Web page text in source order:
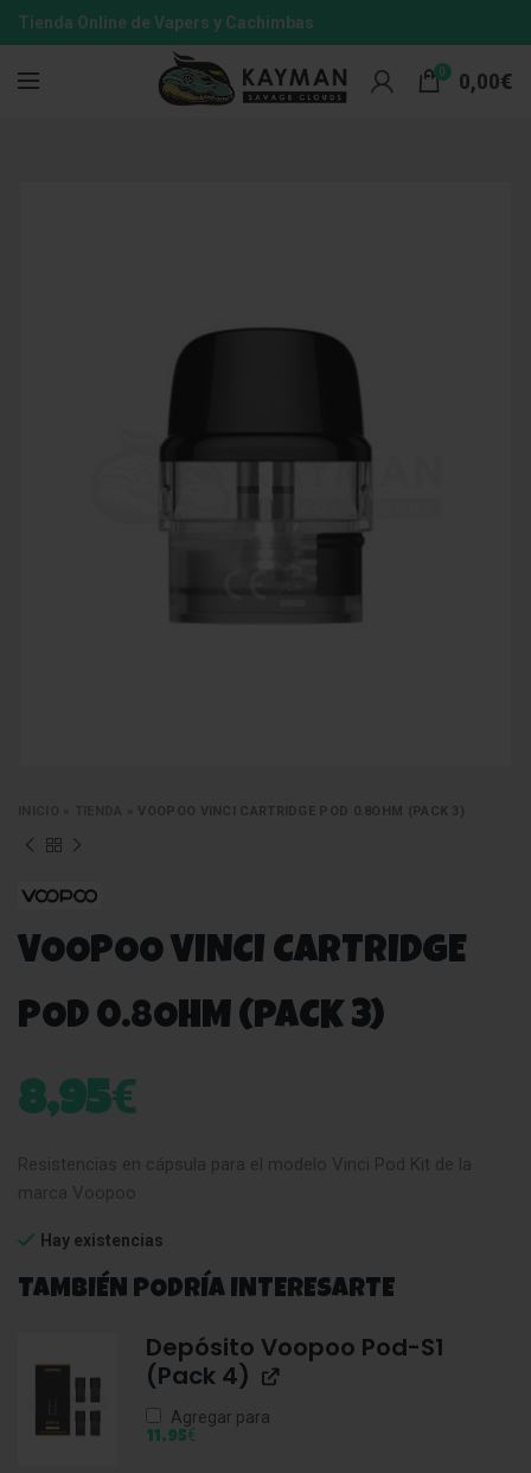
Tienda Online de Vapers y Cachimbas
0 0,00€
VOOPOO VINCI CARTRIDGE POD 0.8OHM (PACK 3)
VOOPOO VINCI CARTRIDGE
POD 0.8OHM (PACK 3)
8,95€
Resistencias en cápsula para el modelo Vinci Pod Kit de la
marca Voopoo
Hay existencias
TAMBIÉN PODRÍA INTERESARTE
Depósito Voopoo Pod-S1
(Pack 4)
Agregar para
11,95€